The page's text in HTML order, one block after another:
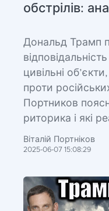
обстрілів:
Дональд Трамп
цивільні
проти
Портников
риторика і які
Віталій Портніков
2025-06-07 15:08:29